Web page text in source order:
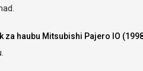
za haubu Mitsubishi Pajero IO